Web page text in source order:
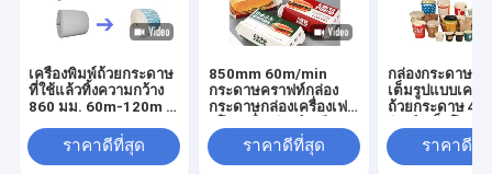
เครื่องพิมพ์ถ้วยกระดาษ
ที่ใช้แล้วทิ้งความกว้าง
860 มม. 60m-120m /
ราคาดีที่สุด
850mm 60m/min
กระดาษคราฟท์กล่อง
กระดาษกล่องเครื่องเฟล็
ราคาดีที่สุด
กล่องกระดาษอั
เต็มรูปแบบเครื่
ถ้วยกระดาษ 4 สี
ราคาดีที่